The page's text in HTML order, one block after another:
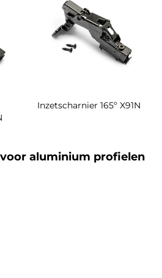
Inzetscharnier 165º X91N
voor aluminium profielen